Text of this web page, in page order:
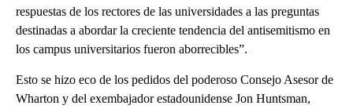
respuestas de los rectores de las universidades a las preguntas
destinadas a abordar la creciente tendencia del antisemitismo en
los campus universitarios fueron aborrecibles”.
Esto se hizo eco de los pedidos del poderoso Consejo Asesor de
Wharton y del exembajador estadounidense Jon Huntsman,